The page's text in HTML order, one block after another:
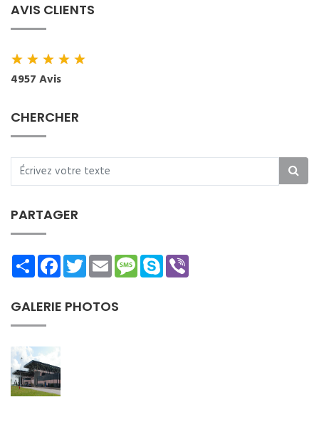
AVIS CLIENTS
★★★★★
4957 Avis
CHERCHER
PARTAGER
ShareFacebookTwitterEmailMessage
Skype
GALERIE PHOTOS